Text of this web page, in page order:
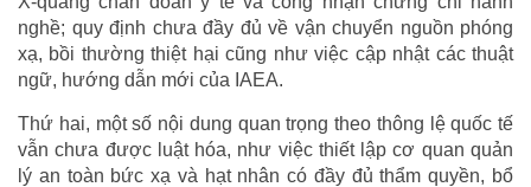
nghề; quy định chưa đầy đủ về vận chuyển nguồn phóng
xạ, bồi thường thiệt hại cũng như việc cập nhật các thuật
ngữ, hướng dẫn mới của IAEA.
Thứ hai, một số nội dung quan trọng theo thông lệ quốc tế
vẫn chưa được luật hóa, như việc thiết lập cơ quan quản
lý an toàn bức xạ và hạt nhân có đầy đủ thẩm quyền, bổ